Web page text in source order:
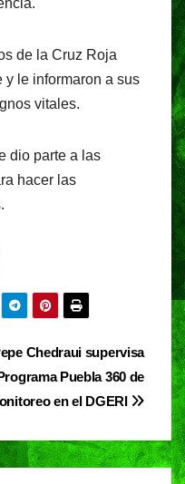
de la Cruz Roja
y le informaron a sus
vitales.
dio parte a las
hacer las
in
t
Chedraui supervisa
Puebla 360 de
en el DGERI